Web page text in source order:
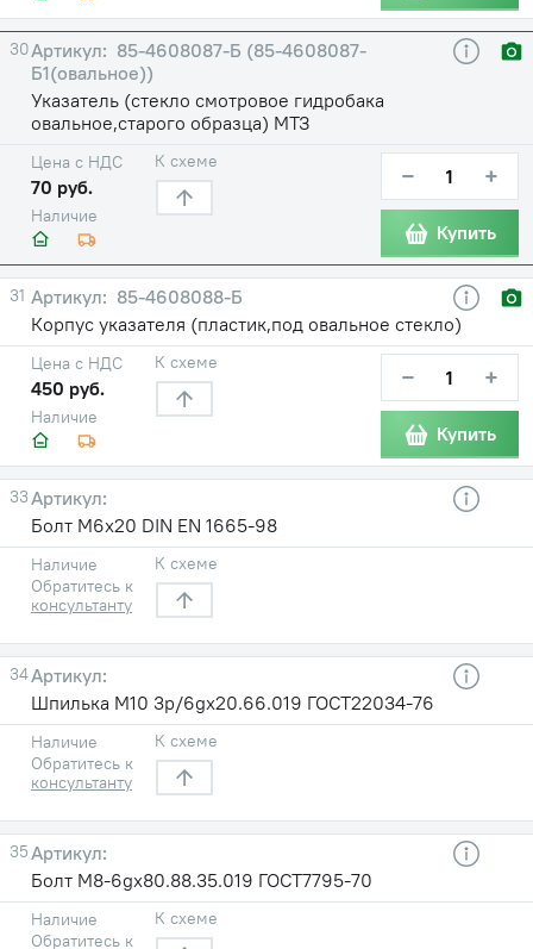
30
85-4608087-Б (85-4608087-
Б1(овальное))
Указатель (стекло смотровое гидробака
овальное,старого образца) МТЗ
Наличие
Цена с НДС
70 руб.
К схеме − +
Купить
31
85-4608088-Б
Корпус указателя (пластик,под овальное стекло)
Наличие
Цена с НДС
450 руб.
К схеме − +
Купить
33
Болт М6х20 DIN EN 1665-98
Наличие
Обратитесь к
консультанту
К схеме
34
Шпилька М10 3р/6gх20.66.019 ГОСТ22034-76
Наличие
Обратитесь к
консультанту
К схеме
35
Болт М8-6gх80.88.35.019 ГОСТ7795-70
Наличие
Обратитесь к
К схеме